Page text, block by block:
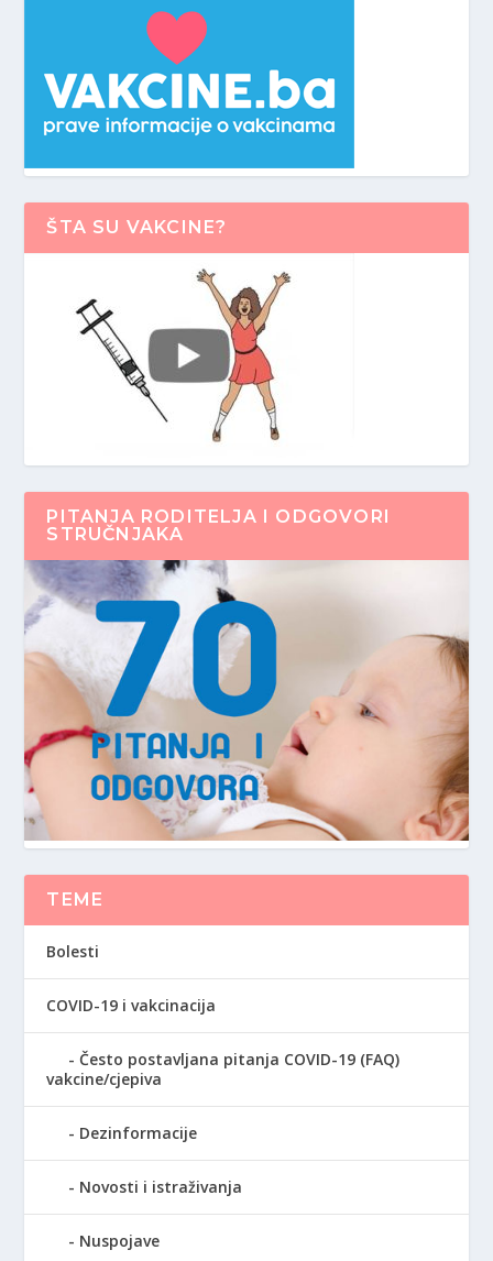
ŠTA SU VAKCINE?
PITANJA RODITELJA I ODGOVORI
STRUČNJAKA
TEME
Bolesti
COVID-19 i vakcinacija
Često postavljana pitanja COVID-19 (FAQ)
vakcine/cjepiva
Dezinformacije
Novosti i istraživanja
Nuspojave